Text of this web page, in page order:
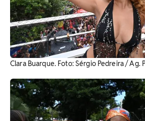
Clara Buarque. Foto: Sérgio Pedreira / Ag.